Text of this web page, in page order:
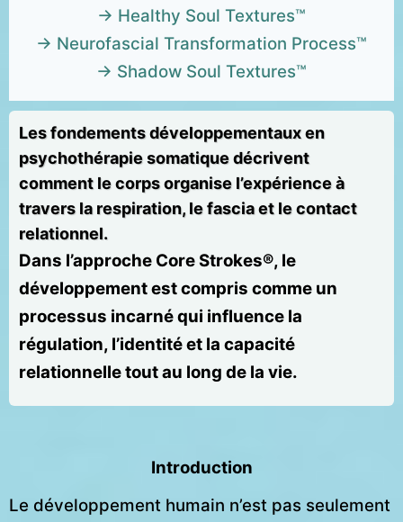
→ Healthy Soul Textures™
→ Neurofascial Transformation Process™
→ Shadow Soul Textures™
Les fondements développementaux en
psychothérapie somatique décrivent
comment le corps organise l’expérience à
travers la respiration, le fascia et le contact
relationnel.
Dans l’approche Core Strokes®, le
développement est compris comme un
processus incarné qui influence la
régulation, l’identité et la capacité
relationnelle tout au long de la vie.
Introduction
Le développement humain n’est pas seulement